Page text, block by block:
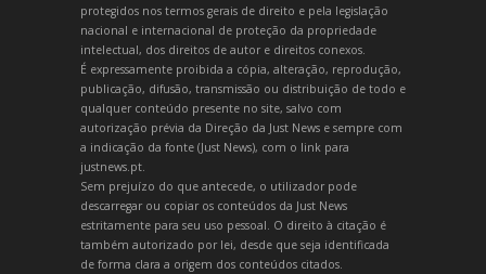
protegidos nos termos gerais de direito e pela legislação
nacional e internacional de proteção da propriedade
intelectual, dos direitos de autor e direitos conexos.
É expressamente proibida a cópia, alteração, reprodução,
publicação, difusão, transmissão ou distribuição de todo e
qualquer conteúdo presente no site, salvo com
autorização prévia da Direção da Just News e sempre com
a indicação da fonte (Just News), com o link para
justnews.pt.
Sem prejuízo do que antecede, o utilizador pode
descarregar ou copiar os conteúdos da Just News
estritamente para seu uso pessoal. O direito à citação é
também autorizado por lei, desde que seja identificada
de forma clara a origem dos conteúdos citados.